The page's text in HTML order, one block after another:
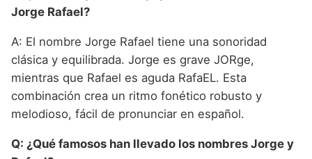
Jorge Rafael?
A: El nombre Jorge Rafael tiene una sonoridad
clásica y equilibrada. Jorge es grave JORge,
mientras que Rafael es aguda RafaEL. Esta
combinación crea un ritmo fonético robusto y
melodioso, fácil de pronunciar en español.
Q: ¿Qué famosos han llevado los nombres Jorge y